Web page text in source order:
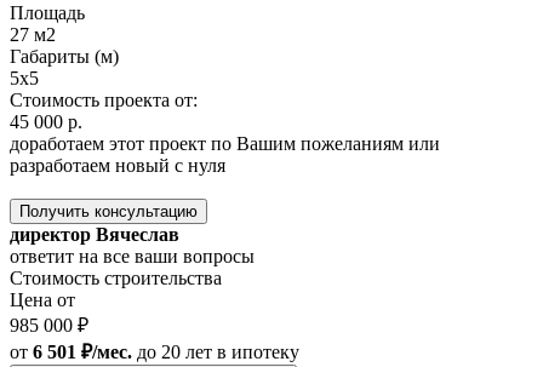
Площадь
27 м2
Габариты (м)
5х5
Стоимость проекта от:
45 000 р.
доработаем этот проект по Вашим пожеланиям или
разработаем новый с нуля
Получить консультацию
директор Вячеслав
ответит на все ваши вопросы
Стоимость строительства
Цена от
985 000 ₽
от 6 501 ₽/мес. до 20 лет в ипотеку